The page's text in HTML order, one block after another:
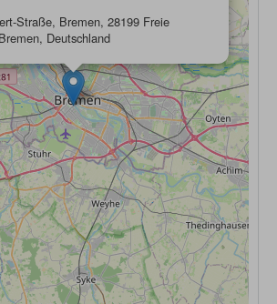
Straße, Bremen, 28199 Freie
Deutschland